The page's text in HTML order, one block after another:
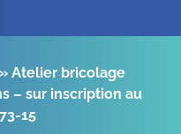
Atelier bricolage
– sur inscription au
15